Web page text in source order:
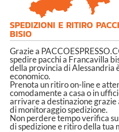
SPEDIZIONI E RITIRO
BISIO
Grazie a
spedire pacchi a Francavilla
della provincia di Alessandria
economico.
Prenota un ritiro on-line e
comodamente a casa o in
arrivare a destinazione
di monitoraggio spedizione.
Non perdere tempo verifica
di spedizione e ritiro della tua